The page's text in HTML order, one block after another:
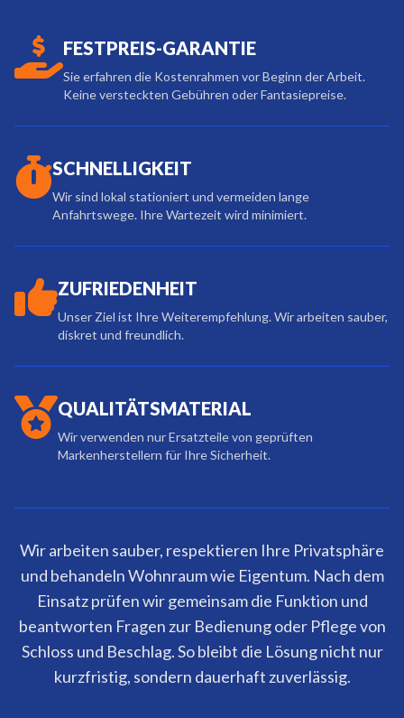
FESTPREIS-GARANTIE
Sie erfahren die Kostenrahmen vor Beginn der Arbeit.
Keine versteckten Gebühren oder Fantasiepreise.
SCHNELLIGKEIT
Wir sind lokal stationiert und vermeiden lange
Anfahrtswege. Ihre Wartezeit wird minimiert.
ZUFRIEDENHEIT
Unser Ziel ist Ihre Weiterempfehlung. Wir arbeiten sauber,
diskret und freundlich.
QUALITÄTSMATERIAL
Wir verwenden nur Ersatzteile von geprüften
Markenherstellern für Ihre Sicherheit.
Wir arbeiten sauber, respektieren Ihre Privatsphäre
und behandeln Wohnraum wie Eigentum. Nach dem
Einsatz prüfen wir gemeinsam die Funktion und
beantworten Fragen zur Bedienung oder Pflege von
Schloss und Beschlag. So bleibt die Lösung nicht nur
kurzfristig, sondern dauerhaft zuverlässig.